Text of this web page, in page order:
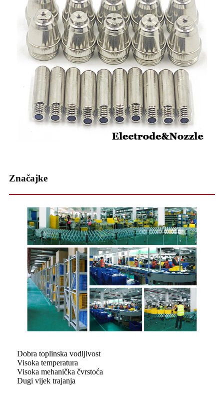
Značajke
Dobra toplinska vodljivost
Visoka temperatura
Visoka mehanička čvrstoća
Dugi vijek trajanja